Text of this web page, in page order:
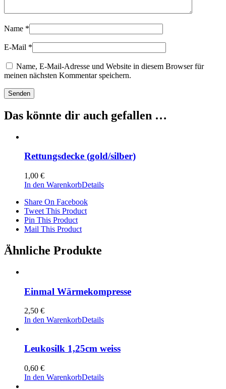
Name *
E-Mail *
Name, E-Mail-Adresse und Website in diesem Browser für
meinen nächsten Kommentar speichern.
Das könnte dir auch gefallen …
Rettungsdecke (gold/silber)
1,00 €
In den WarenkorbDetails
Share On Facebook
Tweet This Product
Pin This Product
Mail This Product
Ähnliche Produkte
Einmal Wärmekompresse
2,50 €
In den WarenkorbDetails
Leukosilk 1,25cm weiss
0,60 €
In den WarenkorbDetails